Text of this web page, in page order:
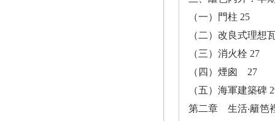
（一）門柱 25
（二）改良式理想
（三）消火栓 27
（四）煙囪 27
（五）海軍建築碑
第二章 生活‧籬笆